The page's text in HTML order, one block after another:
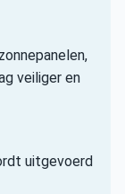
veiliger en
uitgevoerd